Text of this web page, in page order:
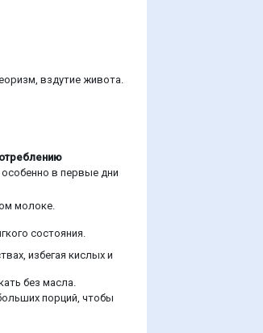
вздутие живота.
особенно в первые дни
молоке.
состояния.
избегая кислых и
без масла.
порций, чтобы